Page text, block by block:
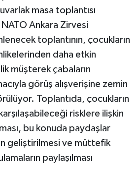
masa toplantısı
Ankara Zirvesi
toplantının, çocukların
daha etkin
müşterek çabaların
görüş alışverişine zemin
Toplantıda, çocukların
risklere ilişkin
bu konuda paydaşlar
geliştirilmesi ve müttefik
paylaşılması